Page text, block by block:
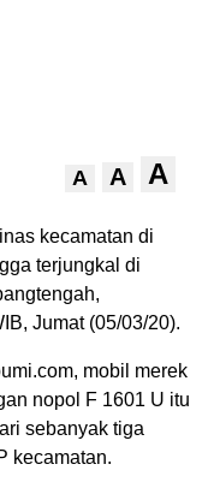
A A A
kecamatan di
terjungkal di
Jumat (05/03/20).
mobil merek
nopol F 1601 U itu
sebanyak tiga
kecamatan.